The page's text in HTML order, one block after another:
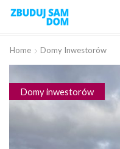
Home Domy Inwestorów
Domy inwestorów